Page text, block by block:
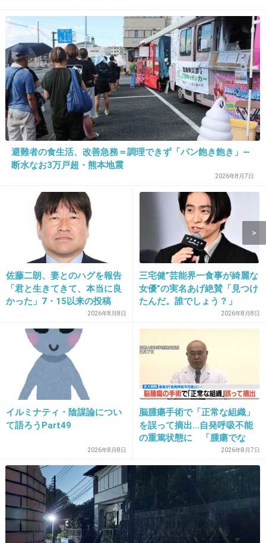
13. 匿名2013/04/04(木) 15:21:58
で？人間への影響は？
+77 -4
14. 匿名2013/04/04(木) 15:22:11
あの時、民ス政権だったことが悔やまれる
-18
2013/04/04(木) 15:22:27
福島の人には本当に申し訳ないんだけど、
向こう３０年は帰れないんだなって思った。
+123 -6
16. 匿名2013/04/04(木) 15:23:05
福島原発20キロ圏内がもう日本じゃなくなって
る
出典：blog-imgs-44.fc2.com
避難者の食生活、改善急務＝調理できず「パン飽き飽き」―
断水なお3万戸超・熊本地震
2026年8月7日
佐藤二朗、妻とのハグを報告
「君と生きてきて、本当に良
かった」7・15以来の投稿
「文〇砲より遥かに威力は弱
いが…」
2026年8月8日
三宅健”芸能界一食事が綺麗な
女優”の実名あげ絶賛「見つけ
たんだ。誰でしょう？」
2026年8月8日
イルミナティ・陰謀論につい
て語ろうPart49
2026年8月8日
脳腫瘍手術で「正常な組織」
を誤って摘出…自発呼吸不能
の重篤状態に 「腫瘍でな
い」結果出ても“勘違い”で摘
出継続 通常の生活送ってい
た患者が手足も動かず 京大
病院
2026年8月7日